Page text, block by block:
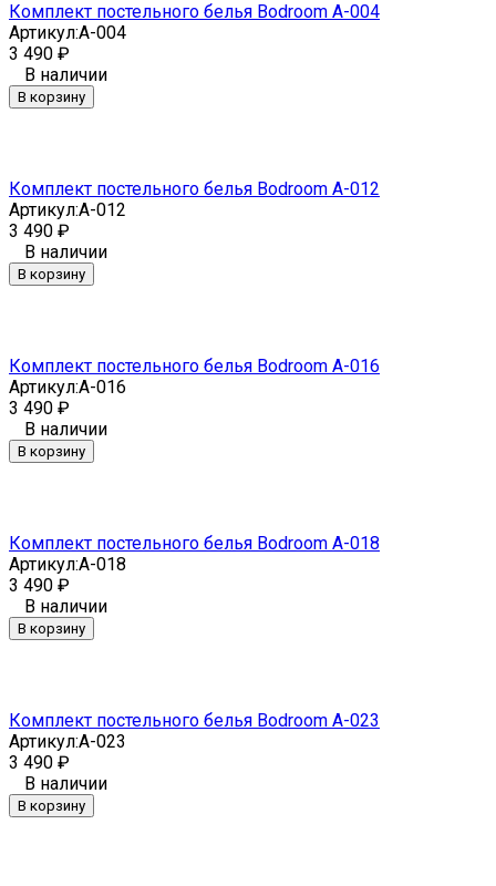
Комплект постельного белья Bodroom A-004
Артикул:A-004
3 490 ₽
В наличии
В корзину
Комплект постельного белья Bodroom A-012
Артикул:A-012
3 490 ₽
В наличии
В корзину
Комплект постельного белья Bodroom A-016
Артикул:A-016
3 490 ₽
В наличии
В корзину
Комплект постельного белья Bodroom A-018
Артикул:A-018
3 490 ₽
В наличии
В корзину
Комплект постельного белья Bodroom A-023
Артикул:A-023
3 490 ₽
В наличии
В корзину